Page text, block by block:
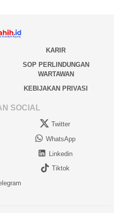
KARIR
SOP PERLINDUNGAN
WARTAWAN
KEBIJAKAN PRIVASI
SOCIAL
Twitter
WhatsApp
Linkedin
Tiktok